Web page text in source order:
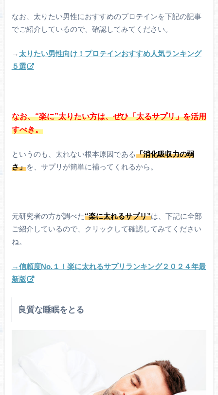
なお、太りたい男性におすすめのプロテインを下記の記事
でご紹介しているので、確認してみてください。
→ 太りたい男性向け！プロテインおすすめ人気ランキング
５選
なお、“楽に”太りたい方は、ぜひ「太るサプリ」を活用
すべき。
というのも、太れない根本原因である「消化吸収力の弱
さ」を、サプリが簡単に補ってくれるから。
元研究者の方が調べた“楽に太れるサプリ”は、下記に全部
ご紹介しているので、クリックして確認してみてください
ね。
→信頼度No.１！楽に太れるサプリランキング２０２４年最
新版
良質な睡眠をとる